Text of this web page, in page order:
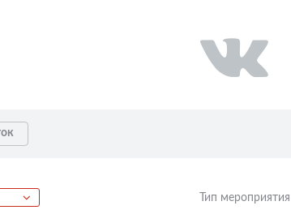
Тип мероприятия